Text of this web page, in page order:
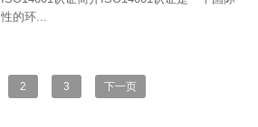
性的环...
2 3 下一页